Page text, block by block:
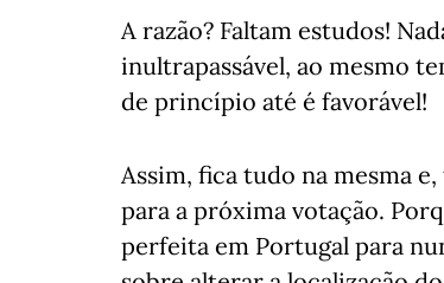
A razão? Faltam estudos!
inultrapassável, ao mesmo
de princípio até é favorável!
Assim, fica tudo na mesma
para a próxima votação.
perfeita em Portugal para